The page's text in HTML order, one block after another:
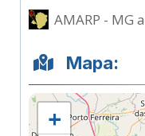
AMARP - MG
Mapa:
+